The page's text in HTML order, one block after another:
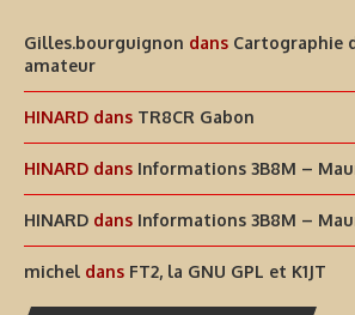
Gilles.bourguignon dans Cartographie
amateur
HINARD dans TR8CR Gabon
HINARD dans Informations 3B8M –
HINARD dans Informations 3B8M –
michel dans FT2, la GNU GPL et K1JT